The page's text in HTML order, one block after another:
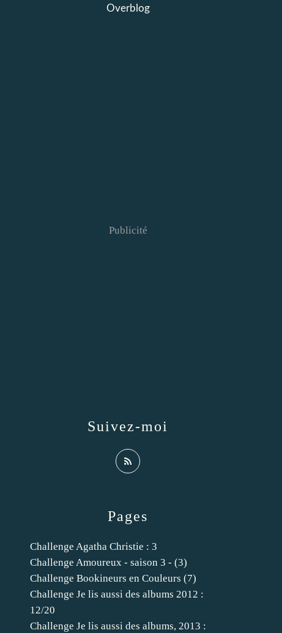
Pages
Challenge Agatha Christie : 3
Challenge Amoureux - saison 3 - (3)
Challenge Bookineurs en Couleurs (7)
Challenge Je lis aussi des albums 2012 :
12/20
Challenge Je lis aussi des albums, 2013 :
Overblog
Suivez-moi
Publicité